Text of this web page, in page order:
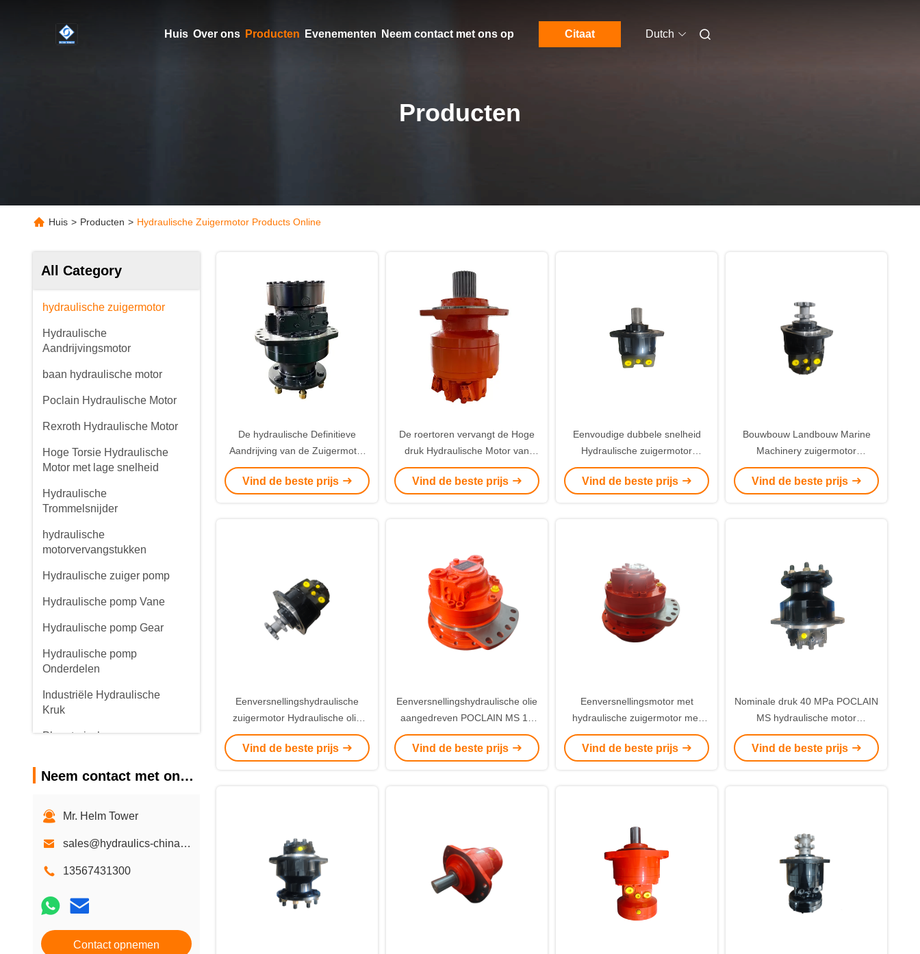
Huis Over ons Producten Evenementen Neem contact met ons op Citaat Dutch
Producten
Huis > Producten > Hydraulische Zuigermotor Products Online
All Category
hydraulische zuigermotor
Hydraulische
Aandrijvingsmotor
baan hydraulische motor
Poclain Hydraulische Motor
Rexroth Hydraulische Motor
Hoge Torsie Hydraulische
Motor met lage snelheid
Hydraulische
Trommelsnijder
hydraulische
motorvervangstukken
Hydraulische zuiger pomp
Hydraulische pomp Vane
Hydraulische pomp Gear
Hydraulische pomp
Onderdelen
Industriële Hydraulische
Kruk
Planetarische
Neem contact met ons op
Mr. Helm Tower
sales@hydraulics-china.com
13567431300
Contact opnemen
De hydraulische Definitieve
Aandrijving van de Zuigermotor
BOBCAT T300
Vind de beste prijs
De roertoren vervangt de Hoge
druk Hydraulische Motor van
Rexroth MS50
Vind de beste prijs
Eenvoudige dubbele snelheid
Hydraulische zuigermotor
Nominale druk 40 MPa
Hydraulische olie Krachttype
Vind de beste prijs
Bouwbouw Landbouw Marine
Machinery zuigermotor
aangepaste kleur hydraulische
motor geschikt voor zware
Vind de beste prijs
Eenversnellingshydraulische
zuigermotor Hydraulische olie
krachttype Perfecte bouwbouw
Landbouw Maritieme machines
Vind de beste prijs
Eenversnellingshydraulische olie
aangedreven POCLAIN MS 11
Hydraulische motor geschikt voor
industriële toepassingen en
Vind de beste prijs
Eenversnellingsmotor met
hydraulische zuigermotor met
hydraulische oliecompatibele
bouwbouw landbouw Marine
Vind de beste prijs
Nominale druk 40 MPa POCLAIN
MS hydraulische motor
ontworpen voor prestaties en
aanpasbare kleuren die bij uw
Vind de beste prijs